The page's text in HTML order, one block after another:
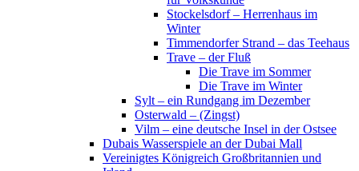
Stockelsdorf – Herrenhaus im
Winter
Timmendorfer Strand – das Teehaus
Trave – der Fluß
Die Trave im Sommer
Die Trave im Winter
Sylt – ein Rundgang im Dezember
Osterwald – (Zingst)
Vilm – eine deutsche Insel in der Ostsee
Dubais Wasserspiele an der Dubai Mall
Vereinigtes Königreich Großbritannien und